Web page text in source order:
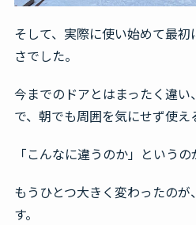
そして、実際に使い始めて最
さでした。
今までのドアとはまったく違
で、朝でも周囲を気にせず使え
「こんなに違うのか」というの
もうひとつ大きく変わったの
す。